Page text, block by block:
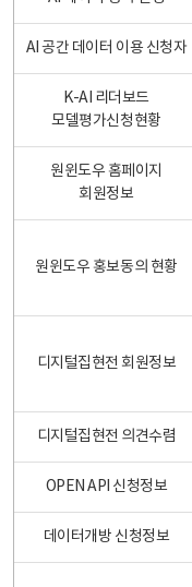
AI 공간 데이터 이용 신청자
K-AI 리더보드
모델평가신청현황
원윈도우 홈페이지
회원정보
원윈도우 홍보동의 현황
디지털집현전 회원정보
디지털집현전 의견수렴
OPEN API 신청정보
데이터개방 신청정보